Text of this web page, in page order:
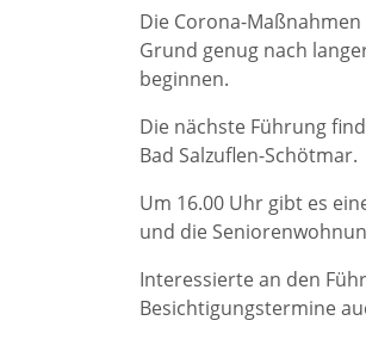
Die Corona-
Grund genug nach
beginnen.
Die nächste Führung
Bad Salzuflen-Schötmar.
Um 16.00 Uhr gibt es
und die
Interessierte an den
Besichtigungstermine